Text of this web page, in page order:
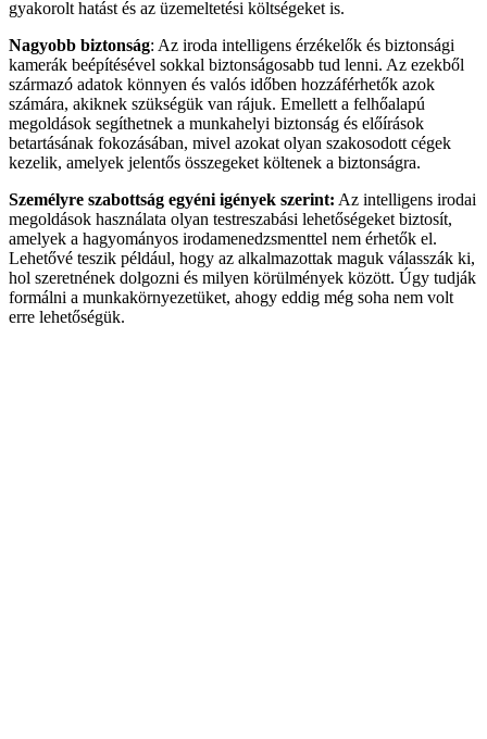
gyakorolt hatást és az üzemeltetési költségeket is.
Nagyobb biztonság: Az iroda intelligens érzékelők és biztonsági
kamerák beépítésével sokkal biztonságosabb tud lenni. Az ezekből
származó adatok könnyen és valós időben hozzáférhetők azok
számára, akiknek szükségük van rájuk. Emellett a felhőalapú
megoldások segíthetnek a munkahelyi biztonság és előírások
betartásának fokozásában, mivel azokat olyan szakosodott cégek
kezelik, amelyek jelentős összegeket költenek a biztonságra.
Személyre szabottság egyéni igények szerint: Az intelligens irodai
megoldások használata olyan testreszabási lehetőségeket biztosít,
amelyek a hagyományos irodamenedzsmenttel nem érhetők el.
Lehetővé teszik például, hogy az alkalmazottak maguk válasszák ki,
hol szeretnének dolgozni és milyen körülmények között. Úgy tudják
formálni a munkakörnyezetüket, ahogy eddig még soha nem volt
erre lehetőségük.